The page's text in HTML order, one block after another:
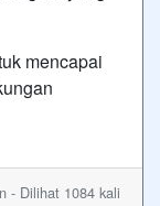
mencapai
- Dilihat 1084 kali